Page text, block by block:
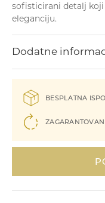
Narukvice
Prstenje
BESPLATNA
sofisticirani detalj
eleganciju.
Dodatne